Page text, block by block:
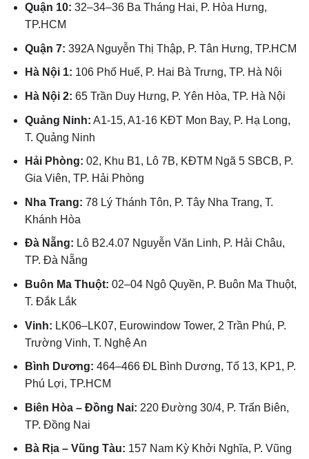
Quận 10: 32–34–36 Ba Tháng Hai, P. Hòa Hưng,
TP.HCM
Quận 7: 392A Nguyễn Thị Thập, P. Tân Hưng, TP.HCM
Hà Nội 1: 106 Phố Huế, P. Hai Bà Trưng, TP. Hà Nội
Hà Nội 2: 65 Trần Duy Hưng, P. Yên Hòa, TP. Hà Nội
Quảng Ninh: A1-15, A1-16 KĐT Mon Bay, P. Hạ Long,
T. Quảng Ninh
Hải Phòng: 02, Khu B1, Lô 7B, KĐTM Ngã 5 SBCB, P.
Gia Viên, TP. Hải Phòng
Nha Trang: 78 Lý Thánh Tôn, P. Tây Nha Trang, T.
Khánh Hòa
Đà Nẵng: Lô B2.4.07 Nguyễn Văn Linh, P. Hải Châu,
TP. Đà Nẵng
Buôn Ma Thuột: 02–04 Ngô Quyền, P. Buôn Ma Thuột,
T. Đắk Lắk
Vinh: LK06–LK07, Eurowindow Tower, 2 Trần Phú, P.
Trường Vinh, T. Nghệ An
Bình Dương: 464–466 ĐL Bình Dương, Tổ 13, KP1, P.
Phú Lợi, TP.HCM
Biên Hòa – Đồng Nai: 220 Đường 30/4, P. Trấn Biên,
TP. Đồng Nai
Bà Rịa – Vũng Tàu: 157 Nam Kỳ Khởi Nghĩa, P. Vũng